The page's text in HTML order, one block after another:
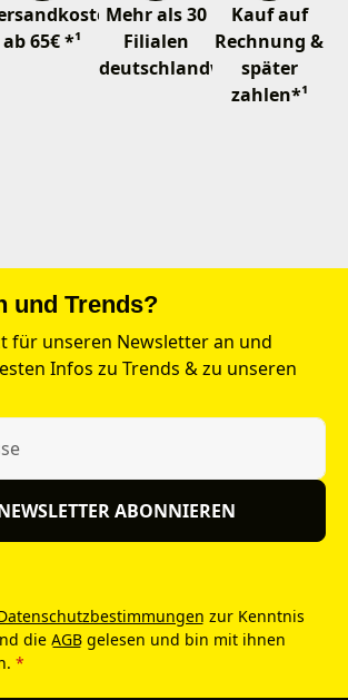
ab 65€ *¹
Mehr als 30
Filialen
deutschlandweit
Kauf auf
Rechnung &
später
zahlen*¹
und Trends?
für unseren Newsletter an und
Infos zu Trends & zu unseren
ABONNIEREN
zur Kenntnis
die AGB gelesen und bin mit ihnen
*